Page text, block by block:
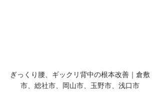
ぎっくり腰、ギックリ背中の根本改善｜倉敷
市、総社市、岡山市、玉野市、浅口市